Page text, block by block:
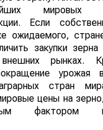
мировых
Если
ожидаемого,
закупки
рынках.
урожая
стран
цены на